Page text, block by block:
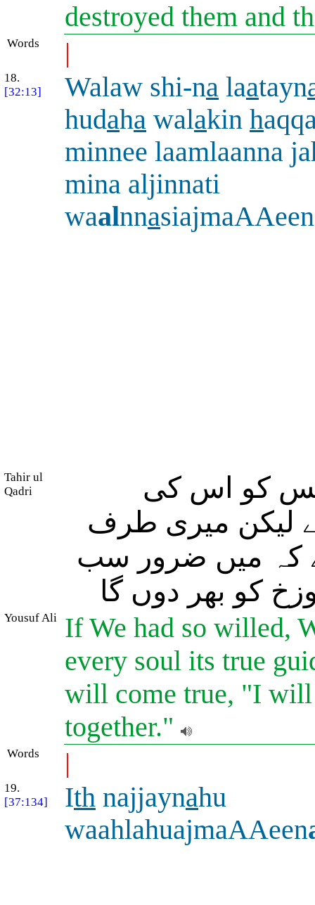
destroyed them and
Words |
18.
[32:13]
Walaw shi-na laatayn
hudaha walakin h
minnee laamlaanna
mina aljinnati
waalnnasiajmaAAeen
Tahir ul
Qadri
کو اس کی
لیکن میری طرف
کہ میں ضرور سب
کو بھر دوں گا
Yousuf Ali
If We had so willed,
every soul its true
will come true, "I
together."
Words |
19.
[37:134]
Ith najjaynahu
waahlahuajmaAAeen